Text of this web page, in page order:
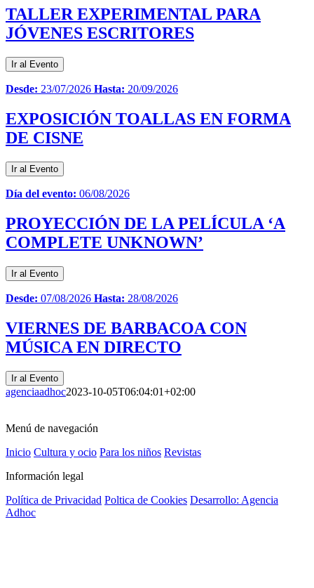
TALLER EXPERIMENTAL PARA
JÓVENES ESCRITORES
Ir al Evento
Desde: 23/07/2026 Hasta: 20/09/2026
EXPOSICIÓN TOALLAS EN FORMA
DE CISNE
Ir al Evento
Día del evento: 06/08/2026
PROYECCIÓN DE LA PELÍCULA ‘A
COMPLETE UNKNOWN’
Ir al Evento
Desde: 07/08/2026 Hasta: 28/08/2026
VIERNES DE BARBACOA CON
MÚSICA EN DIRECTO
Ir al Evento
agenciaadhoc2023-10-05T06:04:01+02:00
Menú de navegación
Inicio Cultura y ocio Para los niños Revistas
Información legal
Política de Privacidad Poltica de Cookies Desarrollo: Agencia
Adhoc